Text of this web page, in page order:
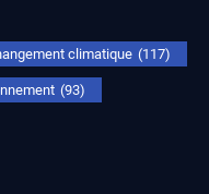
climatique (117)
(93)